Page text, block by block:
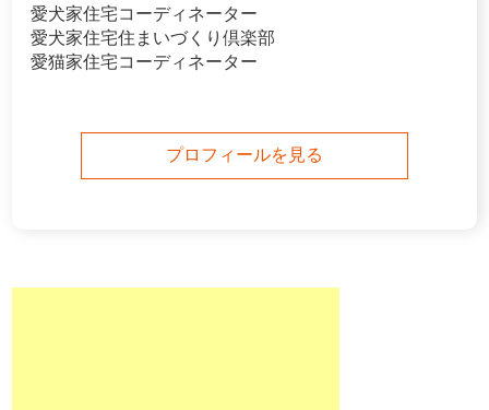
愛犬家住宅コーディネーター
愛犬家住宅住まいづくり倶楽部
愛猫家住宅コーディネーター
プロフィールを見る